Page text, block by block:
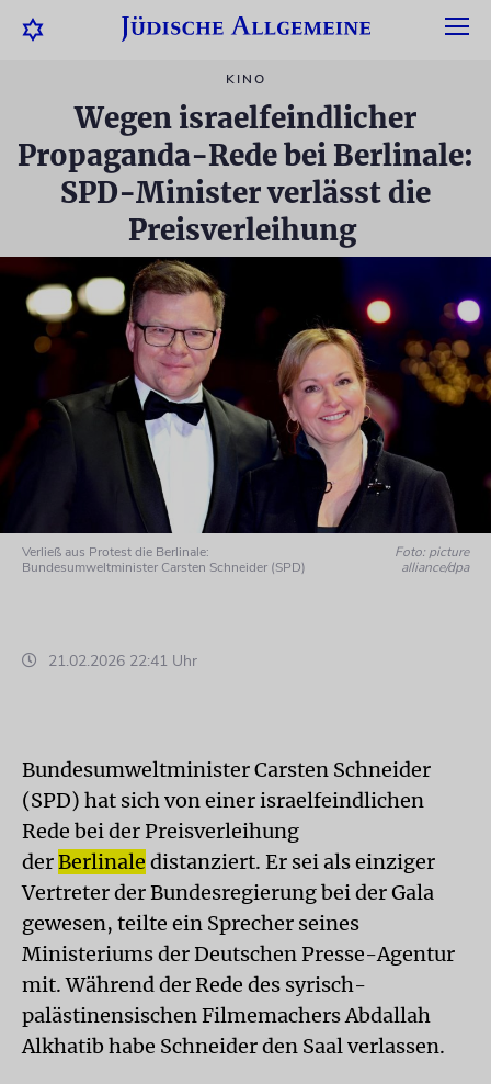
KINO
Wegen israelfeindlicher
Propaganda-Rede bei Berlinale:
SPD-Minister verlässt die
Preisverleihung
Verließ aus Protest die Berlinale:
Bundesumweltminister Carsten Schneider (SPD)
Foto: picture
alliance/dpa
21.02.2026 22:41 Uhr
Bundesumweltminister Carsten Schneider
(SPD) hat sich von einer israelfeindlichen
Rede bei der Preisverleihung
derBerlinale distanziert. Er sei als einziger
Vertreter der Bundesregierung bei der Gala
gewesen, teilte ein Sprecher seines
Ministeriums der Deutschen Presse-Agentur
mit. Während der Rede des syrisch-
palästinensischen Filmemachers Abdallah
Alkhatib habe Schneider den Saal verlassen.